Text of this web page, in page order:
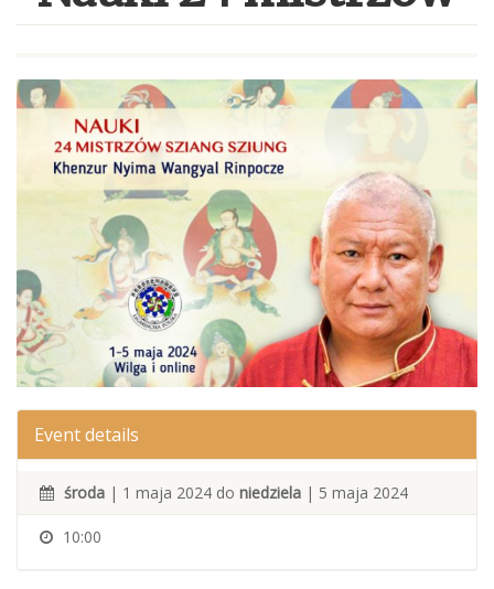
Event details
środa | 1 maja 2024 do niedziela | 5 maja 2024
10:00